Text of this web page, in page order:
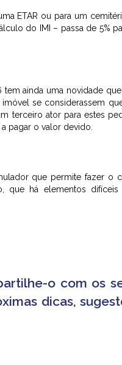
ETAR ou para um
do IMI – passa de 5%
ainda uma novidade
se considerassem
terceiro ator para estes
pagar o valor devido.
que permite fazer o
que há elementos
o com os
dicas,